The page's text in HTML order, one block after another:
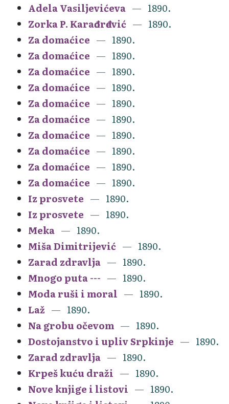
Adela Vasiljevićeva
1890.
Zorka P. Karađorđević
1890.
Za domaćice
1890.
Za domaćice
1890.
Za domaćice
1890.
Za domaćice
1890.
Za domaćice
1890.
Za domaćice
1890.
Za domaćice
1890.
Za domaćice
1890.
Za domaćice
1890.
Za domaćice
1890.
Iz prosvete
1890.
Iz prosvete
1890.
Meka
1890.
Miša Dimitrijević
1890.
Zarad zdravlja
1890.
Mnogo puta ---
1890.
Moda ruši i moral
1890.
Laž
1890.
Na grobu očevom
1890.
Dostojanstvo i upliv Srpkinje
1890.
Zarad zdravlja
1890.
Krpeš kuću draži
1890.
Nove knjige i listovi
1890.